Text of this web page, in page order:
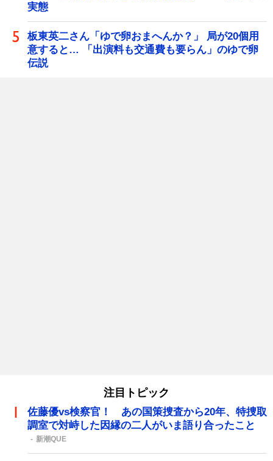
実態
板東英二さん「ゆで卵おまへんか？」 局が20個用
意すると… 「出演料も交通費も要らん」のゆで卵
伝説
注目トピック
佐藤優vs検察官！ あの国策捜査から20年、特捜取
調室で対峙した因縁の二人がいま語り合ったこと
新潮QUE